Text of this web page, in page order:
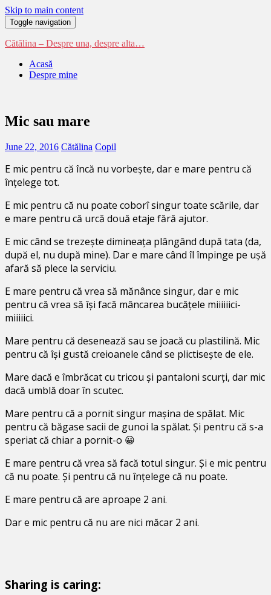
Skip to main content
Toggle navigation
Cătălina – Despre una, despre alta…
Acasă
Despre mine
Mic sau mare
June 22, 2016 Cătălina Copil
E mic pentru că încă nu vorbește, dar e mare pentru că
înțelege tot.
E mic pentru că nu poate coborî singur toate scările, dar
e mare pentru că urcă două etaje fără ajutor.
E mic când se trezește dimineața plângând după tata (da,
după el, nu după mine). Dar e mare când îl împinge pe ușă
afară să plece la serviciu.
E mare pentru că vrea să mănânce singur, dar e mic
pentru că vrea să își facă mâncarea bucățele miiiiiici-
miiiiici.
Mare pentru că desenează sau se joacă cu plastilină. Mic
pentru că își gustă creioanele când se plictisește de ele.
Mare dacă e îmbrăcat cu tricou și pantaloni scurți, dar mic
dacă umblă doar în scutec.
Mare pentru că a pornit singur mașina de spălat. Mic
pentru că băgase sacii de gunoi la spălat. Și pentru că s-a
speriat că chiar a pornit-o 😀
E mare pentru că vrea să facă totul singur. Și e mic pentru
că nu poate. Și pentru că nu înțelege că nu poate.
E mare pentru că are aproape 2 ani.
Dar e mic pentru că nu are nici măcar 2 ani.
Sharing is caring: